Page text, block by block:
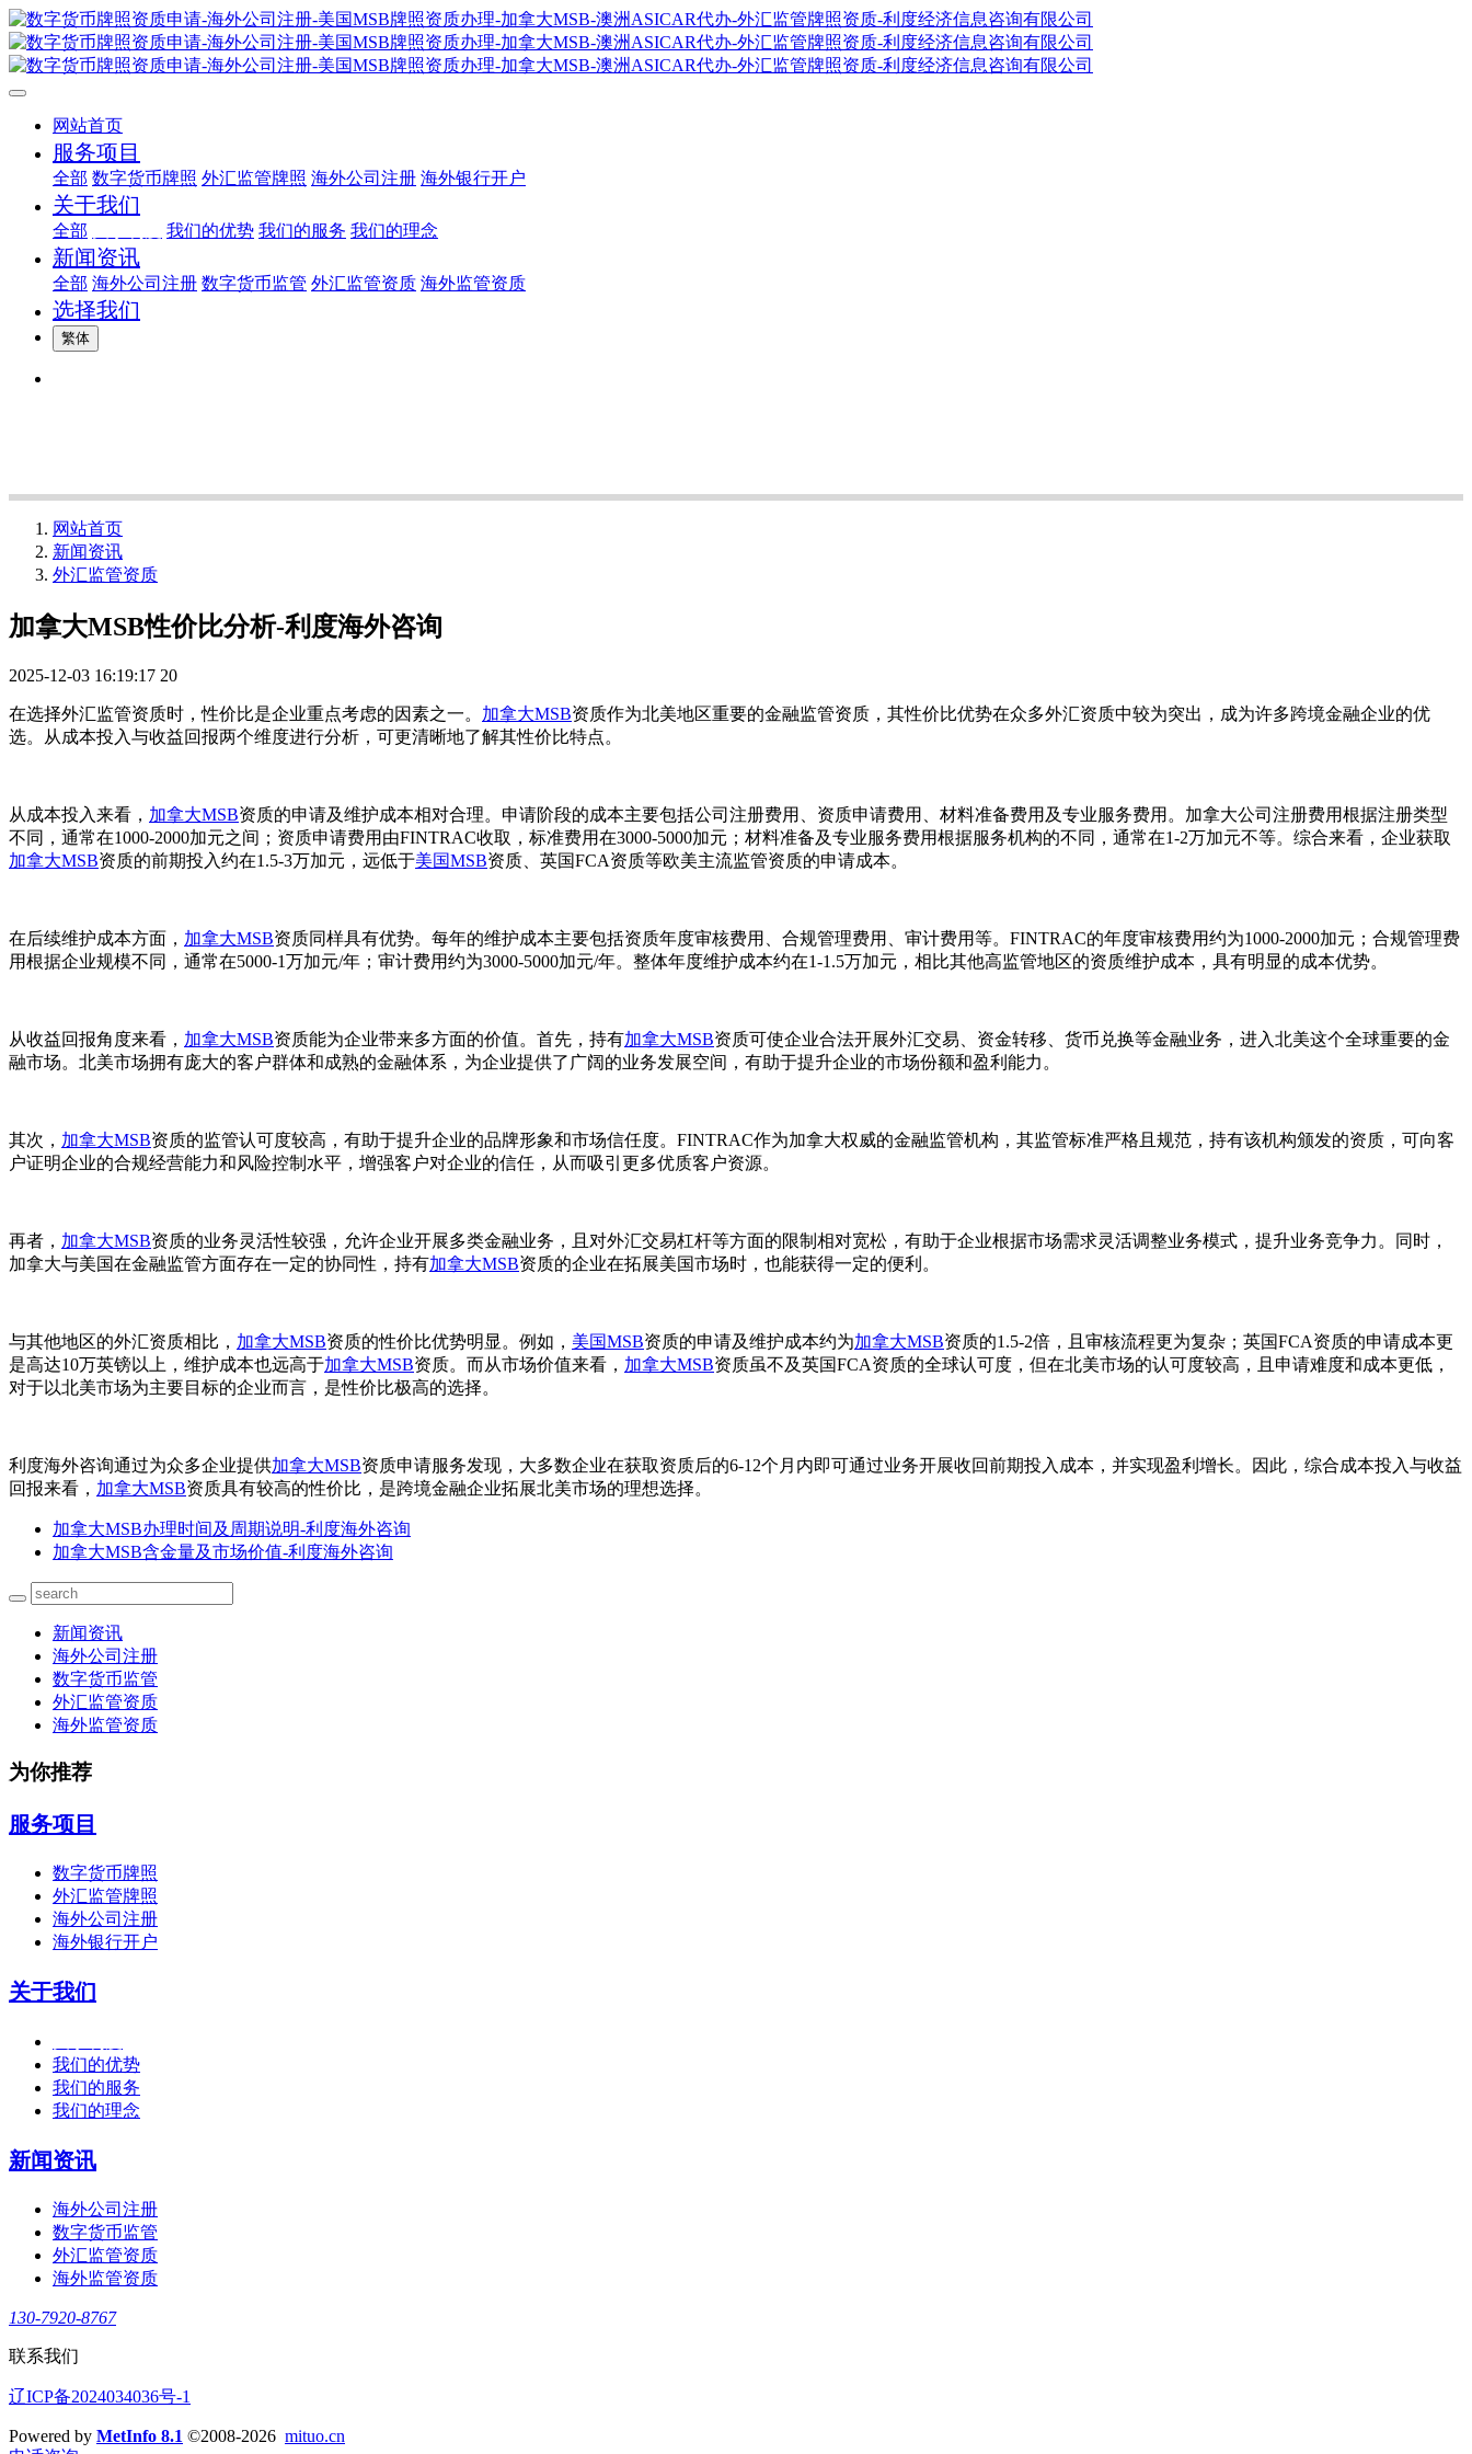
网站首页
服务项目
全部 数字货币牌照 外汇监管牌照 海外公司注册 海外银行开户
关于我们
全部 我们的优势 我们的服务 我们的理念
新闻资讯
全部 海外公司注册 数字货币监管 外汇监管资质 海外监管资质
选择我们
繁体
网站首页
新闻资讯
外汇监管资质
加拿大MSB性价比分析-利度海外咨询
2025-12-03 16:19:17 20
在选择外汇监管资质时，性价比是企业重点考虑的因素之一。 加拿大MSB资质作为北美地区重要的金融监管资质，其性价比优势在众多外汇资质中较为突出，成为许多跨境金融企业的优
选。从成本投入与收益回报两个维度进行分析，可更清晰地了解其性价比特点。
从成本投入来看， 加拿大MSB资质的申请及维护成本相对合理。申请阶段的成本主要包括公司注册费用、资质申请费用、材料准备费用及专业服务费用。加拿大公司注册费用根据注册类型
不同，通常在1000-2000加元之间；资质申请费用由FINTRAC收取，标准费用在3000-5000加元；材料准备及专业服务费用根据服务机构的不同，通常在1-2万加元不等。综合来看，企业获取
加拿大MSB资质的前期投入约在1.5-3万加元，远低于美国MSB资质、英国FCA资质等欧美主流监管资质的申请成本。
在后续维护成本方面， 加拿大MSB资质同样具有优势。每年的维护成本主要包括资质年度审核费用、合规管理费用、审计费用等。FINTRAC的年度审核费用约为1000-2000加元；合规管理费
用根据企业规模不同，通常在5000-1万加元/年；审计费用约为3000-5000加元/年。整体年度维护成本约在1-1.5万加元，相比其他高监管地区的资质维护成本，具有明显的成本优势。
从收益回报角度来看， 加拿大MSB资质能为企业带来多方面的价值。首先，持有加拿大MSB资质可使企业合法开展外汇交易、资金转移、货币兑换等金融业务，进入北美这个全球重要的金
融市场。北美市场拥有庞大的客户群体和成熟的金融体系，为企业提供了广阔的业务发展空间，有助于提升企业的市场份额和盈利能力。
其次， 加拿大MSB资质的监管认可度较高，有助于提升企业的品牌形象和市场信任度。FINTRAC作为加拿大权威的金融监管机构，其监管标准严格且规范，持有该机构颁发的资质，可向客
户证明企业的合规经营能力和风险控制水平，增强客户对企业的信任，从而吸引更多优质客户资源。
再者， 加拿大MSB资质的业务灵活性较强，允许企业开展多类金融业务，且对外汇交易杠杆等方面的限制相对宽松，有助于企业根据市场需求灵活调整业务模式，提升业务竞争力。同时，
加拿大与美国在金融监管方面存在一定的协同性，持有加拿大MSB资质的企业在拓展美国市场时，也能获得一定的便利。
与其他地区的外汇资质相比， 加拿大MSB资质的性价比优势明显。例如， 美国MSB资质的申请及维护成本约为加拿大MSB资质的1.5-2倍，且审核流程更为复杂；英国FCA资质的申请成本更
是高达10万英镑以上，维护成本也远高于加拿大MSB资质。而从市场价值来看， 加拿大MSB资质虽不及英国FCA资质的全球认可度，但在北美市场的认可度较高，且申请难度和成本更低，
对于以北美市场为主要目标的企业而言，是性价比极高的选择。
利度海外咨询通过为众多企业提供加拿大MSB资质申请服务发现，大多数企业在获取资质后的6-12个月内即可通过业务开展收回前期投入成本，并实现盈利增长。因此，综合成本投入与收益
回报来看， 加拿大MSB资质具有较高的性价比，是跨境金融企业拓展北美市场的理想选择。
加拿大MSB办理时间及周期说明-利度海外咨询
加拿大MSB含金量及市场价值-利度海外咨询
新闻资讯
海外公司注册
数字货币监管
外汇监管资质
海外监管资质
为你推荐
服务项目
数字货币牌照
外汇监管牌照
海外公司注册
海外银行开户
关于我们
我们的优势
我们的服务
我们的理念
新闻资讯
海外公司注册
数字货币监管
外汇监管资质
海外监管资质
130-7920-8767
联系我们
辽ICP备2024034036号-1
Powered by MetInfo 8.1 ©2008-2026 mituo.cn